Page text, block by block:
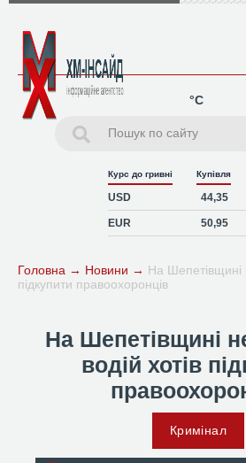
°C
Курс до гривні Купівля
USD 44,35
EUR 50,95
Головна → Новини → На Шепетівщині
підкупити правоохоронців
На Шепетівщині
водій хотів
Кримінал